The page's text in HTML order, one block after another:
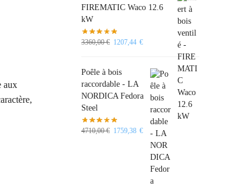
aux
FIREMATIC Waco 12.6
kW
3360,00€ 1207,44 €
Poêle à bois
raccordable - LA
NORDICA Fedora
Steel
4710,00€ 1759,38 €